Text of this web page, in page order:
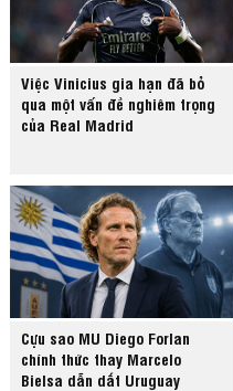
Việc Vinicius gia hạn đã bỏ
qua một vấn đề nghiêm trọng
của Real Madrid
Cựu sao MU Diego Forlan
chính thức thay Marcelo
Bielsa dẫn dắt Uruguay